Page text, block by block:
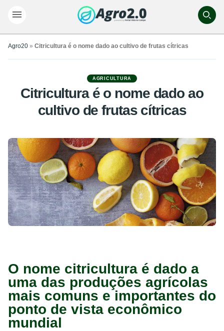
Agro20 » Citricultura é o nome dado ao cultivo de frutas cítricas
AGRICULTURA
Citricultura é o nome dado ao
cultivo de frutas cítricas
O nome citricultura é dado a
uma das produções agrícolas
mais comuns e importantes do
ponto de vista econômico
mundial